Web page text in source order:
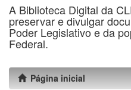
A Biblioteca Digital da
preservar e divulgar
Poder Legislativo e da
Federal.
Página inicial